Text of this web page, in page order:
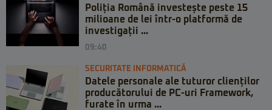
Poliția Română investește peste 15
milioane de lei într-o platformă de
investigații ...
09:40
SECURITATE INFORMATICĂ
Datele personale ale tuturor clienților
producătorului de PC-uri Framework,
furate în urma ...